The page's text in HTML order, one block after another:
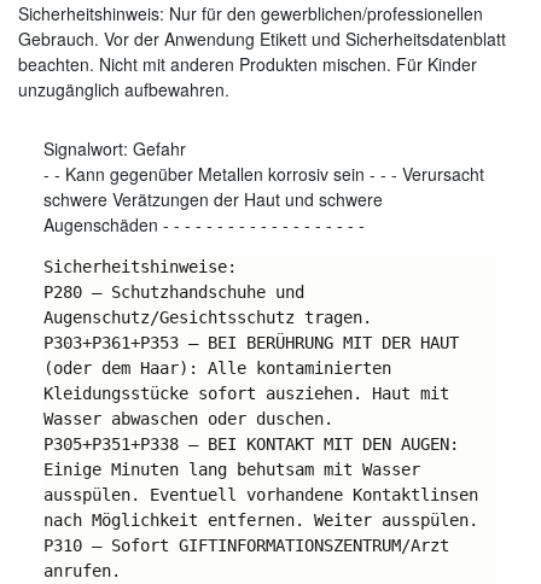
Sicherheitshinweis: Nur für den gewerblichen/professionellen
Gebrauch. Vor der Anwendung Etikett und Sicherheitsdatenblatt
beachten. Nicht mit anderen Produkten mischen. Für Kinder
unzugänglich aufbewahren.
Signalwort: Gefahr
- - Kann gegenüber Metallen korrosiv sein - - - Verursacht
schwere Verätzungen der Haut und schwere
Augenschäden - - - - - - - - - - - - - - - - - - -
Sicherheitshinweise:
P280 – Schutzhandschuhe und
Augenschutz/Gesichtsschutz tragen.
P303+P361+P353 – BEI BERÜHRUNG MIT DER HAUT
(oder dem Haar): Alle kontaminierten
Kleidungsstücke sofort ausziehen. Haut mit
Wasser abwaschen oder duschen.
P305+P351+P338 – BEI KONTAKT MIT DEN AUGEN:
Einige Minuten lang behutsam mit Wasser
ausspülen. Eventuell vorhandene Kontaktlinsen
nach Möglichkeit entfernen. Weiter ausspülen.
P310 – Sofort GIFTINFORMATIONSZENTRUM/Arzt
anrufen.